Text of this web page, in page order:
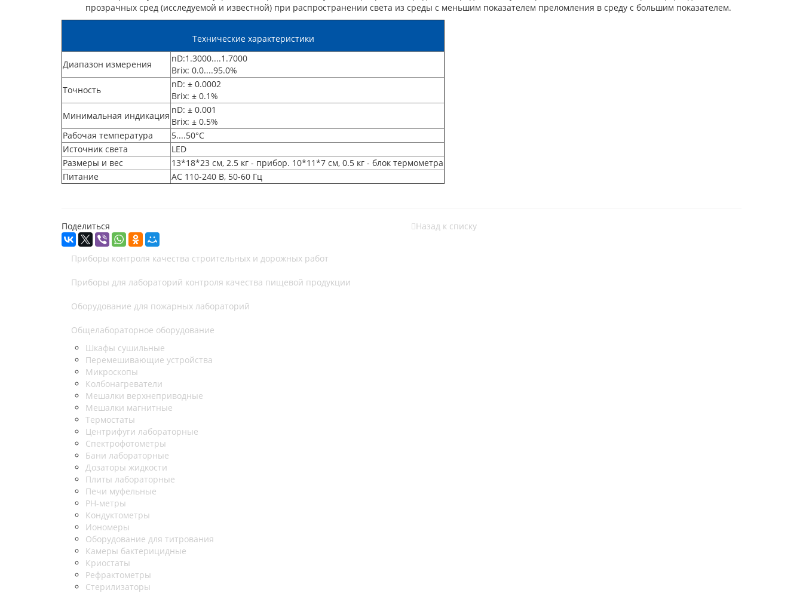
прозрачных сред (исследуемой и известной) при распространении света из среды с меньшим показателем преломления в среду с большим показателем.
Технические характеристики
Диапазон измерения
nD:1.3000....1.7000
Brix: 0.0....95.0%
Точность
nD: ± 0.0002
Brix: ± 0.1%
Минимальная индикация
nD: ± 0.001
Brix: ± 0.5%
Рабочая температура
5....50°C
Источник света
LED
Размеры и вес
13*18*23 см, 2.5 кг - прибор. 10*11*7 см, 0.5 кг - блок термометра
Питание
AC 110-240 В, 50-60 Гц
Поделиться Назад к списку
Приборы контроля качества строительных и дорожных работ
Приборы для лабораторий контроля качества пищевой продукции
Оборудование для пожарных лабораторий
Общелабораторное оборудование
Шкафы сушильные
Перемешивающие устройства
Микроскопы
Колбонагреватели
Мешалки верхнеприводные
Мешалки магнитные
Термостаты
Центрифуги лабораторные
Спектрофотометры
Бани лабораторные
Дозаторы жидкости
Плиты лабораторные
Печи муфельные
РН-метры
Кондуктометры
Иономеры
Оборудование для титрования
Камеры бактерицидные
Криостаты
Рефрактометры
Стерилизаторы